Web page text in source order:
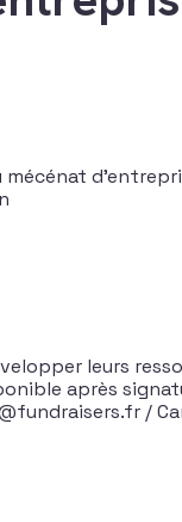
leurs
après
/